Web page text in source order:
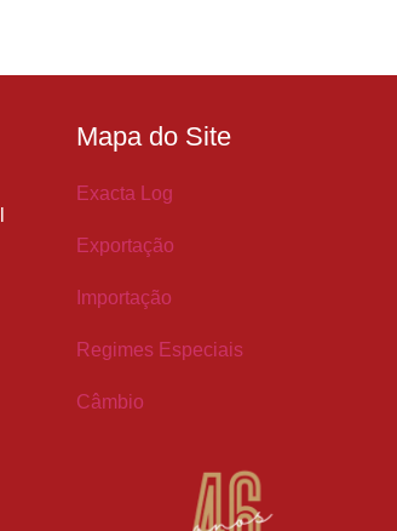
Mapa do Site
Exacta Log
Exportação
Importação
Regimes Especiais
Câmbio